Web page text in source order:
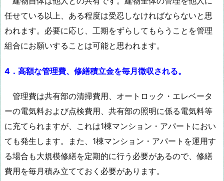
任せている以上、ある程度は受忍しなければならないと思
われます。必要に応じ、工期をずらしてもらうことを管理
組合にお願いすることは可能と思われます。
4．高額な管理費、修繕積立金を毎月徴収される。
管理費は共有部の清掃費用、オートロック・エレベータ
ーの電気料および点検費用、共有部の照明に係る電気料等
に充てられますが、これは1棟マンション・アパートにおい
ても発生します。また、1棟マンション・アパートを運用す
る場合も大規模修繕を定期的に行う必要があるので、修繕
費用を毎月積み立てておく必要があります。